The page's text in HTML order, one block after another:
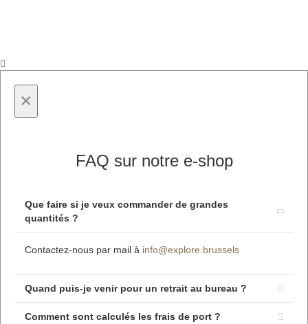
×
FAQ sur notre e-shop
Que faire si je veux commander de grandes
quantités ?
Contactez-nous par mail à info@explore.brussels
Quand puis-je venir pour un retrait au bureau ?
Comment sont calculés les frais de port ?